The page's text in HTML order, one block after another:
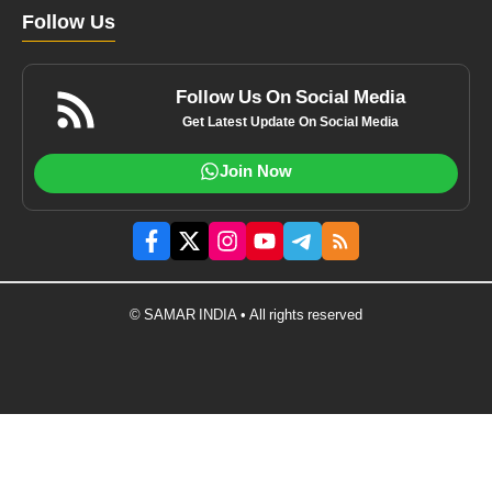
Follow Us
Follow Us On Social Media
Get Latest Update On Social Media
Join Now
© SAMAR INDIA • All rights reserved